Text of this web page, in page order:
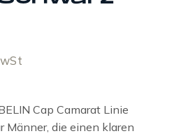
Cap Camarat Linie
Männer, die einen klaren